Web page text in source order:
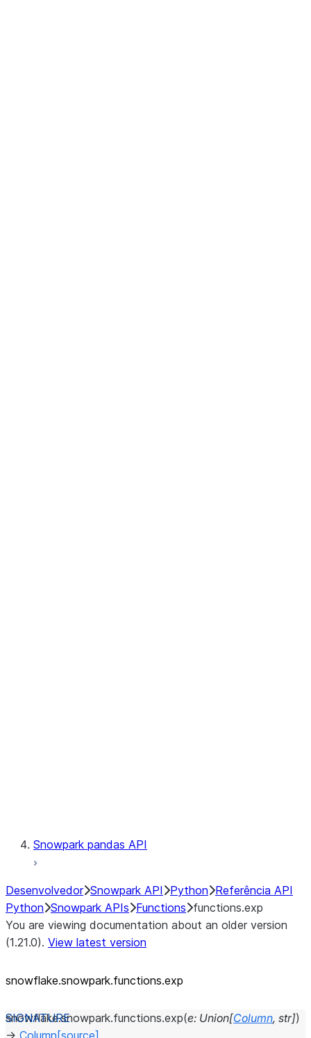
Snowpark pandas API
Desenvolvedor Snowpark API Python Referência API
Python Snowpark APIs Functions functions.exp
You are viewing documentation about an older version
(1.21.0). View latest version
snowflake.snowpark.functions.exp
snowflake.snowpark.functions.exp(e: Union[Column, str])
→ Column [source]